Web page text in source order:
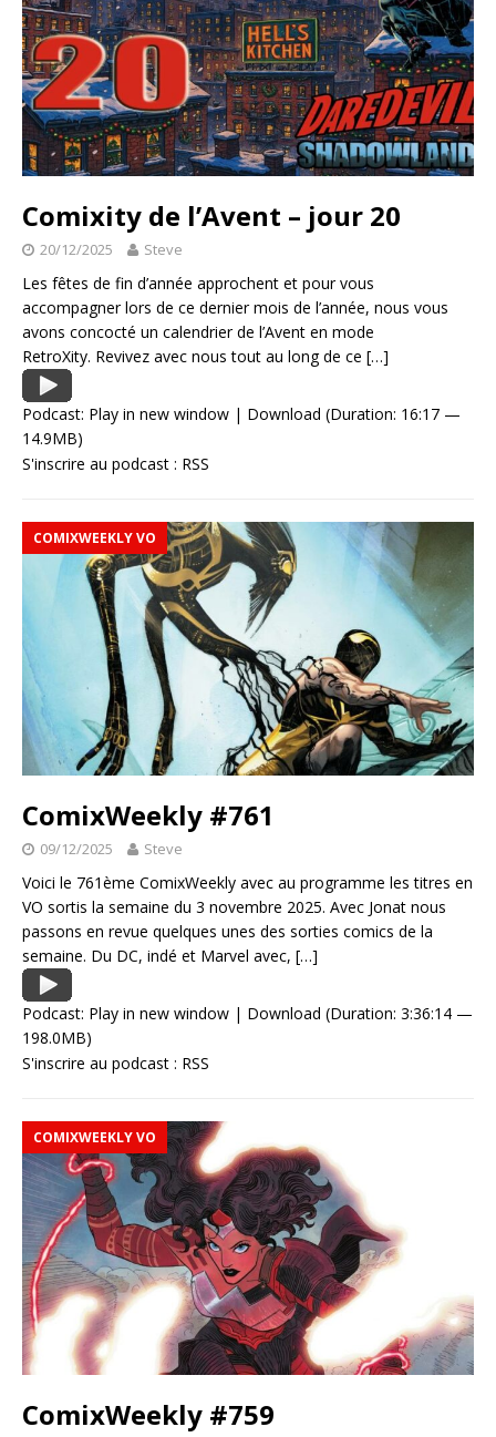
Comixity de l’Avent – jour 20
20/12/2025 Steve
Les fêtes de fin d’année approchent et pour vous
accompagner lors de ce dernier mois de l’année, nous vous
avons concocté un calendrier de l’Avent en mode
RetroXity. Revivez avec nous tout au long de ce […]
Podcast: Play in new window | Download (Duration: 16:17 —
14.9MB)
S'inscrire au podcast : RSS
COMIXWEEKLY VO
ComixWeekly #761
09/12/2025 Steve
Voici le 761ème ComixWeekly avec au programme les titres en
VO sortis la semaine du 3 novembre 2025. Avec Jonat nous
passons en revue quelques unes des sorties comics de la
semaine. Du DC, indé et Marvel avec, […]
Podcast: Play in new window | Download (Duration: 3:36:14 —
198.0MB)
S'inscrire au podcast : RSS
COMIXWEEKLY VO
ComixWeekly #759